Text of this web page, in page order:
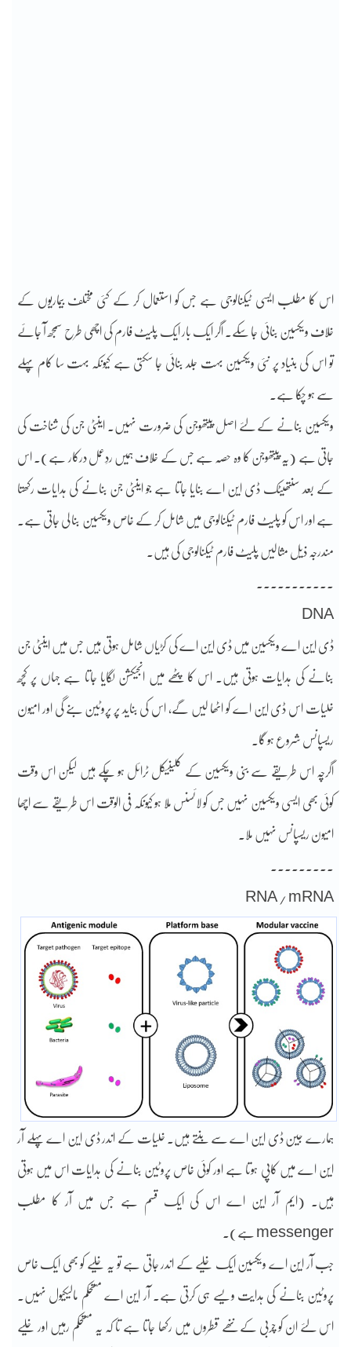
اس کا مطلب ایسی ٹیکنالوجی ہے جس کو استعمال کر کے کئی مختلف بیماریوں کے
خلاف ویکسین بنائی جا سکے۔ اگر ایک بار ایک پلیٹ فارم کی اچھی طرح سمجھ آ جائے
تو اس کی بنیاد پر نئی ویکسین بہت جلد بنائی جا سکتی ہے کیونکہ بہت سا کام پہلے
سے ہو چکا ہے۔
ویکسین بنانے کے لئے اصل پیتھوجن کی ضرورت نہیں۔ اینٹی جن کی شناخت کی
جاتی ہے (یہ پیتھوجن کا وہ حصہ ہے جس کے خلاف ہمیں ردِعمل درکار ہے)۔ اس
کے بعد سنتھیٹک ڈی این اے بنایا جاتا ہے جو اینٹی جن بنانے کی ہدایات رکھتا
ہے اور اس کو پلیٹ فارم ٹیکنالوجی میں شامل کر کے خاص ویکسین بنا لی جاتی ہے۔
مندرجہ ذیل مثالیں پلیٹ فارم ٹیکنالوجی کی ہیں۔
DNA
ڈی این اے ویکسین میں ڈی این اے کی کڑیاں شامل ہوتی ہیں جس میں اینٹی جن
بنانے کی ہدایات ہوتی ہیں۔ اس کا پٹھے میں انجیکشن لگایا جاتا ہے جہاں پر کچھ
خلیات اس ڈی این اے کو اٹھا لیں گے، اس کی بناید پر پروٹین بنے گی اور امیون
ریسپانس شروع ہو گا۔
اگرچہ اس طریقے سے بنی ویکسین کے کلینیکل ٹرائل ہو چکے ہیں لیکن اس وقت
کوئی بھی ایسی ویکسین نہیں جس کو لائسنس ملا ہو کیونکہ فی الوقت اس طریقے سے اچھا
امیون ریسپانس نہیں ملا۔
RNA / mRNA
ہمارے جین ڈی این اے سے بنتے ہیں۔ خلیات کے اندر ڈی این اے پہلے آر
این اے میں کاپی ہوتا ہے اور کوئی خاص پروٹین بنانے کی ہدایات اس میں ہوتی
ہیں۔ (ایم آر این اے اس کی ایک قسم ہے جس میں آر کا مطلب
messenger ہے)۔
جب آر این اے ویکسین ایک خلیے کے اندر جاتی ہے تو یہ خلیے کو بھی ایک خاص
پروٹین بنانے کی ہدایت ویسے ہی کرتی ہے۔ آر این اے مستحکم مالیکیول نہیں۔
اس لئے ان کو چربی کے ننھے قطروں میں رکھا جاتا ہے تا کہ یہ مستحکم رہیں اور خلیے